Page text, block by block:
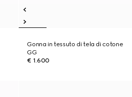
Gonna in tessuto di tela di cotone
GG
€ 1.600